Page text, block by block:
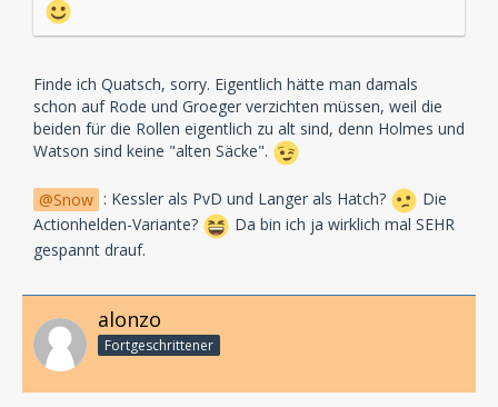
Finde ich Quatsch, sorry. Eigentlich hätte man damals
schon auf Rode und Groeger verzichten müssen, weil die
beiden für die Rollen eigentlich zu alt sind, denn Holmes und
Watson sind keine "alten Säcke".
Snow : Kessler als PvD und Langer als Hatch?
Die
Actionhelden-Variante?
Da bin ich ja wirklich mal SEHR
gespannt drauf.
alonzo
Fortgeschrittener